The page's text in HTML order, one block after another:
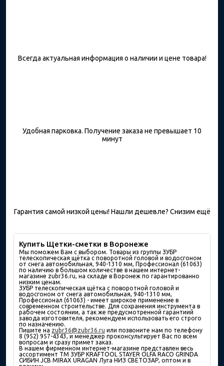
Всегда актуальная информация о наличии и цене товара!
Удобная парковка. Получение заказа не превышает 10
минут
Гарантия самой низкой цены! Нашли дешевле? Снизим ещё
Купить Щетки-сметки в Воронеже
Мы поможем Вам с выбором. Товары из группы ЗУБР
телескопическая щётка с поворотной головой и водосгоном
от снега автомобильная, 940-1310 мм, Профессионал (61063)
по наличию в большом количествe в нашем интернет-
магазине zubr36.ru, на складе в Воронеж по гарантированно
низким ценам.
ЗУБР телескопическая щётка с поворотной головой и
водосгоном от снега автомобильная, 940-1310 мм,
Профессионал (61063) - имеет широкое применение в
современном строительстве. Для сохранения инструмента в
рабочем состоянии, а так же предусмотренной гарантиий
завода изготовителя, рекомендуем использовать его строго
по назначению.
Пишите на zubr36@zubr36.ru или позвоните нам по телефону
8 (952) 957-4343, и менеджер проконсультирует Вас по всем
вопросам и сразу примет заказ.
В нашем фирменном интернет-магазине представлен весь
ассортимент ТМ ЗУБР KRAFTOOL STAYER OLFA RACO GRINDA
СИБИН JCB MIRAX URAGAN Луга НИЗ СВЕТОЗАР, оптом и в